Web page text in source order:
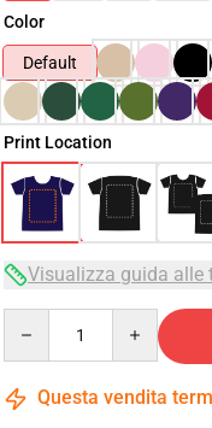
Color
Default
Print Location
Visualizza guida alle
Questa vendita